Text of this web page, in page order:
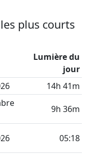
plus courts
Lumière du
jour
14h 41m
9h 36m
05:18